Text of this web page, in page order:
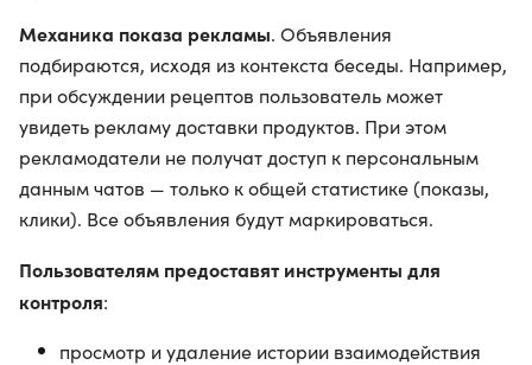
Механика показа рекламы. Объявления
подбираются, исходя из контекста беседы. Например,
при обсуждении рецептов пользователь может
увидеть рекламу доставки продуктов. При этом
рекламодатели не получат доступ к персональным
данным чатов — только к общей статистике (показы,
клики). Все объявления будут маркироваться.
Пользователям предоставят инструменты для
контроля:
просмотр и удаление истории взаимодействия